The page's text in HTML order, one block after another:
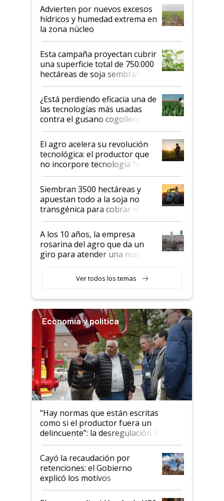
Advierten por nuevos excesos
hídricos y humedad extrema en
la zona núcleo
Esta campaña proyectan cubrir
una superficie total de 750.000
hectáreas de soja sembradas
con una nueva generación de
variedades que marcan un
salto tecnológico en genética y
rendimiento
¿Está perdiendo eficacia una de
las tecnologías más usadas
contra el gusano cogollero? El
desafío de una tecnología clave
El agro acelera su revolución
tecnológica: el productor que
no incorpore tecnología "va a
perder el tren"
Siembran 3500 hectáreas y
apuestan todo a la soja no
transgénica para cobrar más
por tonelada: compraron un
semillero
A los 10 años, la empresa
rosarina del agro que da un
giro para atender una nueva
Ver todos los temas
Economía y política
"Hay normas que están escritas
como si el productor fuera un
delincuente”: la desregulación llegó
al Congreso Aapresid y hasta se
habló del financiamiento al IPCVA
Cayó la recaudación por
retenciones: el Gobierno
explicó los motivos